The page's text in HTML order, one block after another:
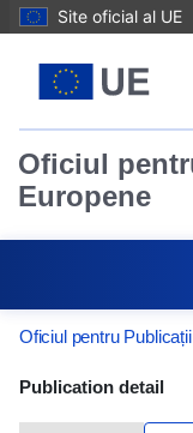
Site oficial al UE
Oficiul
Europene
Oficiul pentru Publicații
Publication
Publication detail